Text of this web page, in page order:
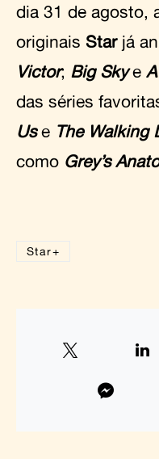
dia 31 de agosto,
originais Starjá
Victor; Big Skye
das séries
Use The Walking
como Grey’s
Star+